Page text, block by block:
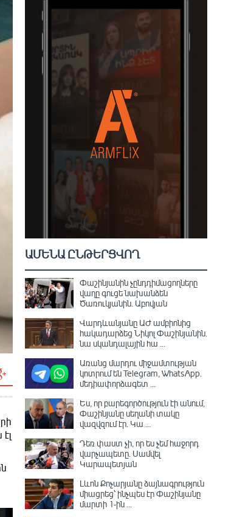
ԱՄԵՆԱ ԸՆԹԵՐՑՎՈՂ
Փաշինյանին չընդդիմացողները
վաղը գուցե նախանձեն
Ծառուկյանին. Աբովյան
Վարդևանյանը ԱԺ ամբիոնից
հակադարձեց Նիկոլ Փաշինյանին․
նա սկանդալային հա ...
Առանց մարդու միջամտության
կոտրում են Telegram, WhatsApp․
մեդիափորձագետ ...
Ես, որ բարեգործություն էի անում,
Փաշինյանը սեղանի տակը
վազվզում էր․ Կա ...
Դեռ փաստ չի, որ ես չեմ հաջորդ
վարչապետը․ Սամվել
Կարապետյան
Լևոն Քոչարյանը ձայնագրություն
միացրեց՝ ինչպես էր Փաշինյանը
մարտի 1-ին ...